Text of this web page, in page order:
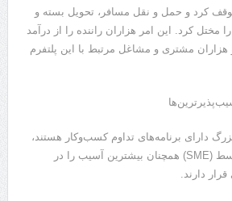
– را متوقف کرد و حمل و نقل مسافر، تحویل بسته و
مختل کرد. این امر هزاران راننده را از درآمد
هزاران مشتری و مشاغل مرتبط با این پلتفرم
دارای برنامه‌های تداوم کسب‌وکار هستند،
شرکت‌های کوچک و متوسط ​​(SME) همچنان بیشترین آسیب را در
دارند.